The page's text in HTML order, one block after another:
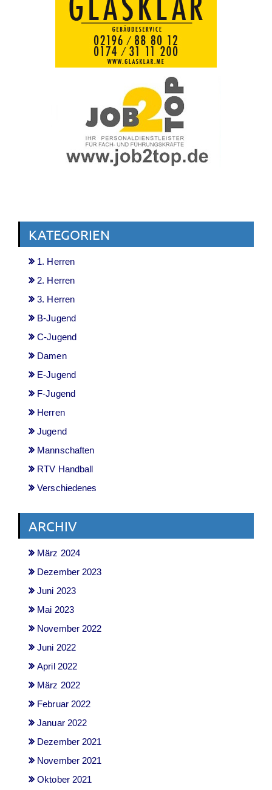
KATEGORIEN
1. Herren
2. Herren
3. Herren
B-Jugend
C-Jugend
Damen
E-Jugend
F-Jugend
Herren
Jugend
Mannschaften
RTV Handball
Verschiedenes
ARCHIV
März 2024
Dezember 2023
Juni 2023
Mai 2023
November 2022
Juni 2022
April 2022
März 2022
Februar 2022
Januar 2022
Dezember 2021
November 2021
Oktober 2021